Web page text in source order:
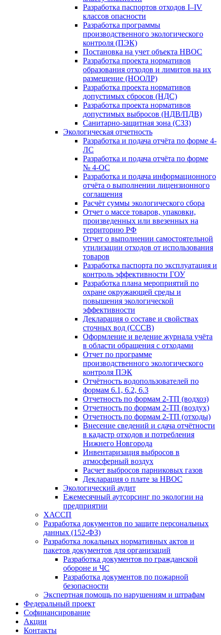
Разработка паспортов отходов I–IV
классов опасности
Разработка программы
производственного экологического
контроля (ПЭК)
Постановка на учет объекта НВОС
Разработка проекта нормативов
образования отходов и лимитов на их
размещение (НООЛР)
Разработка проекта нормативов
допустимых сбросов (НДС)
Разработка проекта нормативов
допустимых выбросов (НДВ/ПДВ)
Санитарно-защитная зона (СЗЗ)
Экологическая отчетность
Разработка и подача отчёта по форме 4-
ЛС
Разработка и подача отчёта по форме
№ 4-ОС
Разработка и подача информационного
отчёта о выполнении лицензионного
соглашения
Расчёт суммы экологического сбора
Отчет о массе товаров, упаковки,
произведенных или ввезенных на
территорию РФ
Отчет о выполнении самостоятельной
утилизации отходов от использования
товаров
Разработка паспорта по эксплуатация и
контроль эффективности ГОУ
Разработка плана мероприятий по
охране окружающей среды и
повышения экологической
эффективности
Декларация о составе и свойствах
сточных вод (СССВ)
Оформление и ведение журнала учёта
в области обращения с отходами
Отчет по программе
производственного экологического
контроля ПЭК
Отчётность водопользователей по
формам 6.1, 6.2, 6.3
Отчетность по формам 2-ТП (водхоз)
Отчетность по формам 2-ТП (воздух)
Отчетность по формам 2-ТП (отходы)
Внесение сведений и сдача отчётности
в кадастр отходов и потребления
Нижнего Новгорода
Инвентаризация выбросов в
атмосферный воздух
Расчет выбросов парниковых газов
Декларация о плате за НВОС
Экологический аудит
Ежемесячный аутсорсинг по экологии на
предприятии
ХАССП
Разработка документов по защите персональных
данных (152-ФЗ)
Разработка локальных нормативных актов и
пакетов документов для организаций
Разработка документов по гражданской
обороне и ЧС
Разработка документов по пожарной
безопасности
Экспертная помощь по нарушениям и штрафам
Федеральный проект
Софинансирование
Акции
Контакты